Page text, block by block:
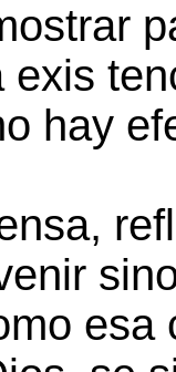
exis
hay
esa